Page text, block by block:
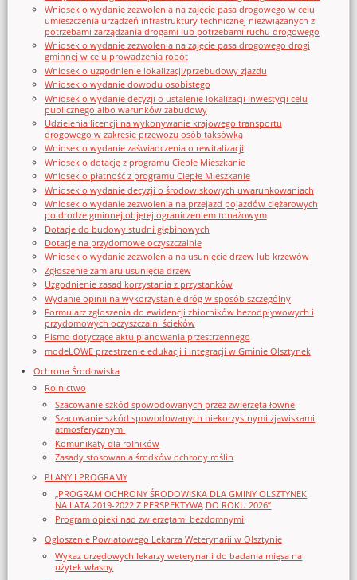
Wniosek o wydanie zezwolenia na zajęcie pasa drogowego w celu
umieszczenia urządzeń infrastruktury technicznej niezwiązanych z
potrzebami zarządzania drogami lub potrzebami ruchu drogowego
Wniosek o wydanie zezwolenia na zajęcie pasa drogowego drogi
gminnej w celu prowadzenia robót
Wniosek o uzgodnienie lokalizacji/przebudowy zjazdu
Wniosek o wydanie dowodu osobistego
Wniosek o wydanie decyzji o ustalenie lokalizacji inwestycji celu
publicznego albo warunków zabudowy
Udzielenia licencji na wykonywanie krajowego transportu
drogowego w zakresie przewozu osób taksówką
Wniosek o wydanie zaświadczenia o rewitalizacji
Wniosek o dotację z programu Ciepłe Mieszkanie
Wniosek o płatność z programu Ciepłe Mieszkanie
Wniosek o wydanie decyzji o środowiskowych uwarunkowaniach
Wniosek o wydanie zezwolenia na przejazd pojazdów ciężarowych
po drodze gminnej objętej ograniczeniem tonażowym
Dotacje do budowy studni głębinowych
Dotacje na przydomowe oczyszczalnie
Wniosek o wydanie zezwolenia na usunięcie drzew lub krzewów
Zgłoszenie zamiaru usunięcia drzew
Uzgodnienie zasad korzystania z przystanków
Wydanie opinii na wykorzystanie dróg w sposób szczególny
Formularz zgłoszenia do ewidencji zbiorników bezodpływowych i
przydomowych oczyszczalni ścieków
Pismo dotyczące aktu planowania przestrzennego
modeLOWE przestrzenie edukacji i integracji w Gminie Olsztynek
Ochrona Środowiska
Rolnictwo
Szacowanie szkód spowodowanych przez zwierzęta łowne
Szacowanie szkód spowodowanych niekorzystnymi zjawiskami
atmosferycznymi
Komunikaty dla rolników
Zasady stosowania środków ochrony roślin
PLANY I PROGRAMY
„PROGRAM OCHRONY ŚRODOWISKA DLA GMINY OLSZTYNEK
NA LATA 2019-2022 Z PERSPEKTYWĄ DO ROKU 2026”
Program opieki nad zwierzętami bezdomnymi
Ogloszenie Powiatowego Lekarza Weterynarii w Olsztynie
Wykaz urzędowych lekarzy weterynarii do badania mięsa na
użytek własny